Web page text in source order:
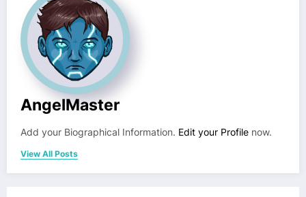
AngelMaster
Add your Biographical Information. Edit your Profile now.
View All Posts